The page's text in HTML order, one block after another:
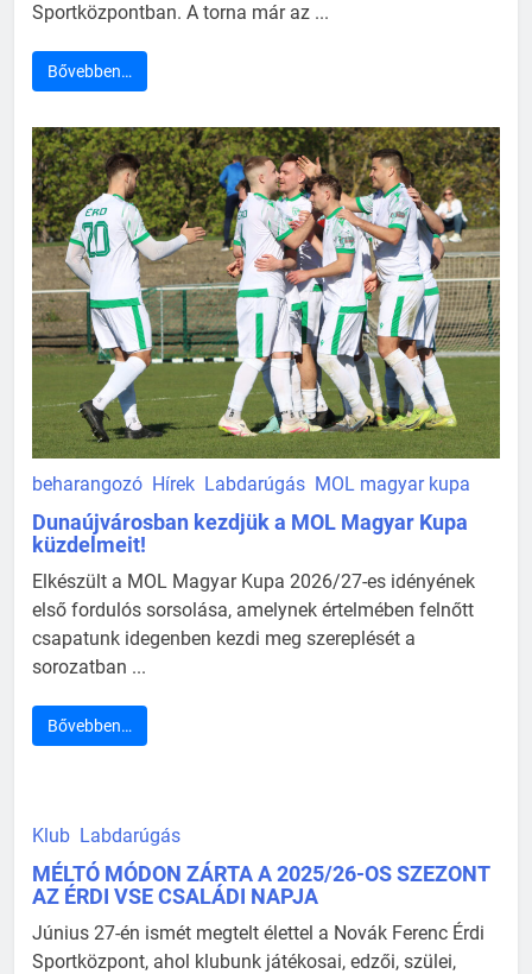
Sportközpontban. A torna már az ...
Bővebben…
beharangozó Hírek Labdarúgás MOL magyar kupa
Dunaújvárosban kezdjük a MOL Magyar Kupa
küzdelmeit!
Elkészült a MOL Magyar Kupa 2026/27-es idényének
első fordulós sorsolása, amelynek értelmében felnőtt
csapatunk idegenben kezdi meg szereplését a
sorozatban ...
Bővebben…
Klub Labdarúgás
MÉLTÓ MÓDON ZÁRTA A 2025/26-OS SZEZONT
AZ ÉRDI VSE CSALÁDI NAPJA
Június 27-én ismét megtelt élettel a Novák Ferenc Érdi
Sportközpont, ahol klubunk játékosai, edzői, szülei,